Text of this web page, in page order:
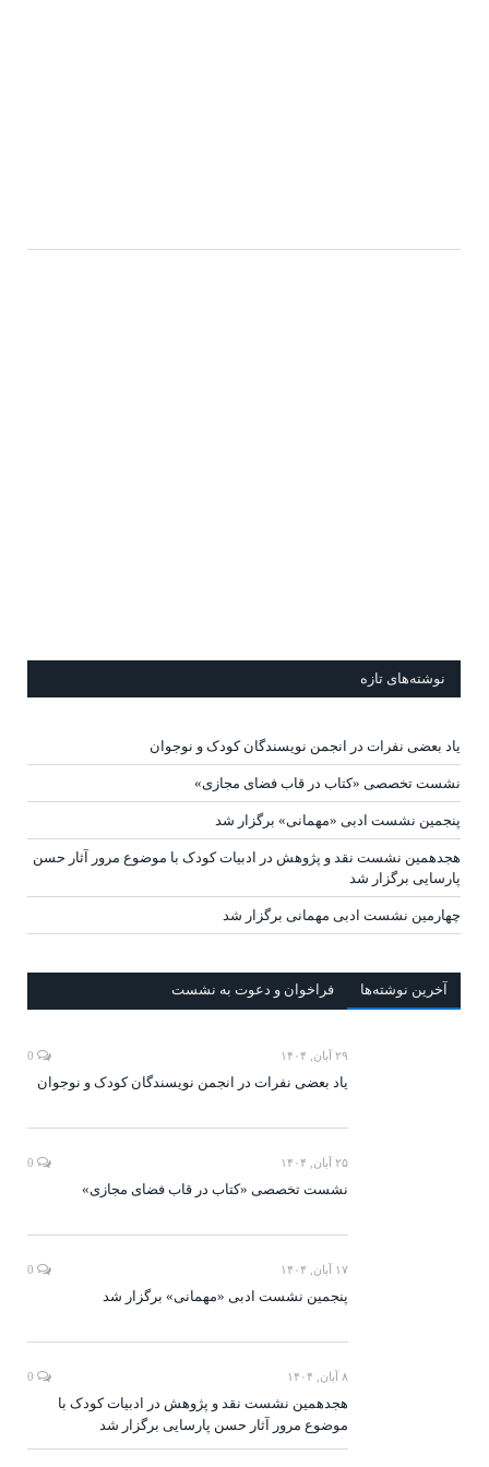
نوشته‌های تازه
یاد بعضی نفرات در انجمن نویسندگان کودک و نوجوان
نشست تخصصی «کتاب در قاب فضای مجازی»
پنجمین نشست ادبی «مهمانی» برگزار شد
هجدهمین نشست نقد و پژوهش در ادبیات کودک با موضوع مرور آثار حسن
پارسایی برگزار شد
چهارمین نشست ادبی مهمانی برگزار شد
آخرين‌ نوشته‌ها فراخوان و دعوت به نشست
۲۹ آبان, ۱۴۰۴
یاد بعضی نفرات در انجمن نویسندگان کودک و نوجوان
۲۵ آبان, ۱۴۰۴
نشست تخصصی «کتاب در قاب فضای مجازی»
۱۷ آبان, ۱۴۰۴
پنجمین نشست ادبی «مهمانی» برگزار شد
۸ آبان, ۱۴۰۴
هجدهمین نشست نقد و پژوهش در ادبیات کودک با
موضوع مرور آثار حسن پارسایی برگزار شد